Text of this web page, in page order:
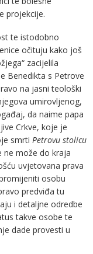
projekcije.
te istodobno
očituju kako još
zacijelila
Benedikta s Petrove
na jasni teološki
umirovljenog,
da naime papa
Crkve, koje je
smrti Petrovu stolicu
ne može do kraja
uvjetovana prava
osobu
predviđa tu
i detaljne odredbe
takve osobe te
dade provesti u